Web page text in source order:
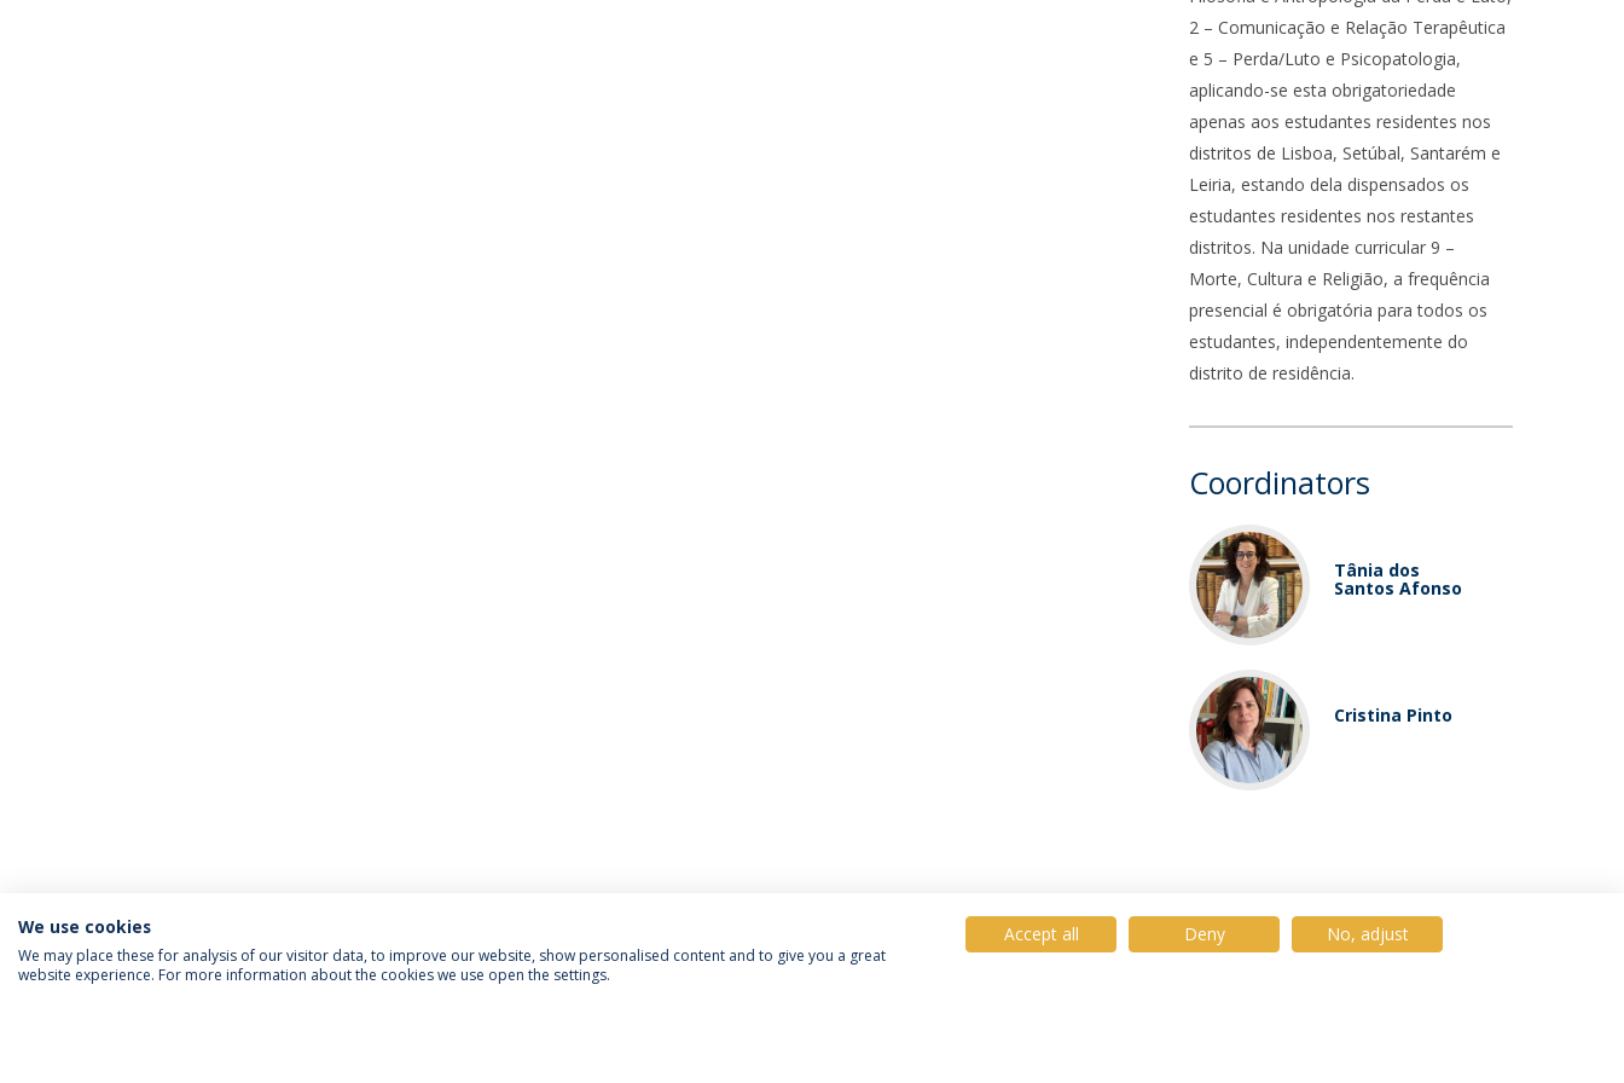
2 – Comunicação e Relação Terapêutica
e 5 – Perda/Luto e Psicopatologia,
aplicando-se esta obrigatoriedade
apenas aos estudantes residentes nos
distritos de Lisboa, Setúbal, Santarém e
Leiria, estando dela dispensados os
estudantes residentes nos restantes
distritos. Na unidade curricular 9 –
Morte, Cultura e Religião, a frequência
presencial é obrigatória para todos os
estudantes, independentemente do
distrito de residência.
Coordinators
Tânia dos
Santos Afonso
Cristina Pinto
We use cookies
We may place these for analysis of our visitor data, to improve our website, show personalised content and to give you a great
website experience. For more information about the cookies we use open the settings.
Accept all Deny No, adjust